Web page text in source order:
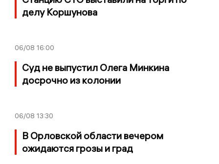
делу Коршунова
06/08 16:00
Суд не выпустил Олега Минкина
досрочно из колонии
06/08 13:30
В Орловской области вечером
ожидаются грозы и град